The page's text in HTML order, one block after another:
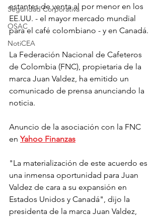
Seguridad Corporativa
OSAC
NotiCEA
estantes de venta al por menor en los
EE.UU. - el mayor mercado mundial
para el café colombiano - y en Canadá.
La Federación Nacional de Cafeteros
de Colombia (FNC), propietaria de la
marca Juan Valdez, ha emitido un
comunicado de prensa anunciando la
noticia.
Anuncio de la asociación con la FNC
en Yahoo Finanzas
"La materialización de este acuerdo es
una inmensa oportunidad para Juan
Valdez de cara a su expansión en
Estados Unidos y Canadá", dijo la
presidenta de la marca Juan Valdez,